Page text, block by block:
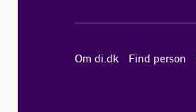
Om di.dk Find person